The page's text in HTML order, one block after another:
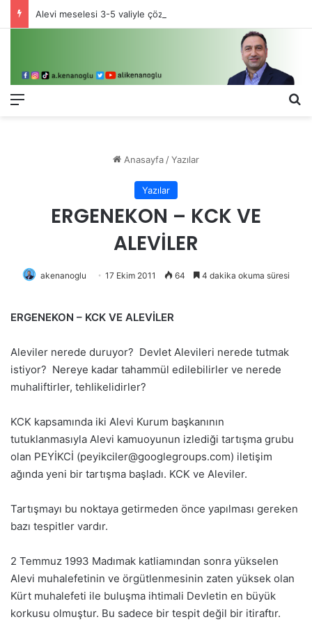
Menü
Anasayfa /Yazılar
Yazılar
ERGENEKON – KCK VE
ALEVİLER
akenanoglu 17 Ekim 2011 64 4 dakika okuma süresi
ERGENEKON – KCK VE ALEVİLER
Aleviler nerede duruyor? Devlet Alevileri nerede tutmak
istiyor? Nereye kadar tahammül edilebilirler ve nerede
muhaliftirler, tehlikelidirler?
KCK kapsamında iki Alevi Kurum başkanının
tutuklanmasıyla Alevi kamuoyunun izlediği tartışma grubu
olan PEYİKCİ (peyikciler@googlegroups.com) iletişim
ağında yeni bir tartışma başladı. KCK ve Aleviler.
Tartışmayı bu noktaya getirmeden önce yapılması gereken
bazı tespitler vardır.
2 Temmuz 1993 Madımak katliamından sonra yükselen
Alevi muhalefetinin ve örgütlenmesinin zaten yüksek olan
Kürt muhalefeti ile buluşma ihtimali Devletin en büyük
korkusu olmuştur. Bu sadece bir tespit değil bir itiraftır.